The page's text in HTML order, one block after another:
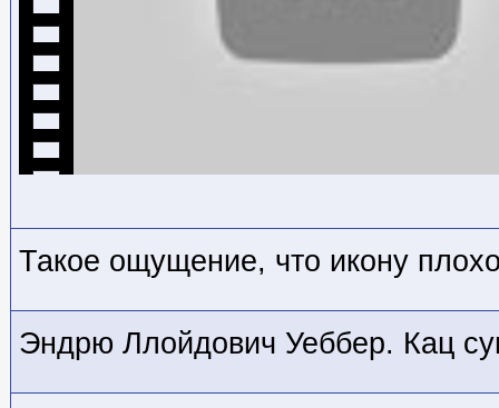
Такое ощущение, что икону
Эндрю Ллойдович Уеббер. Кац